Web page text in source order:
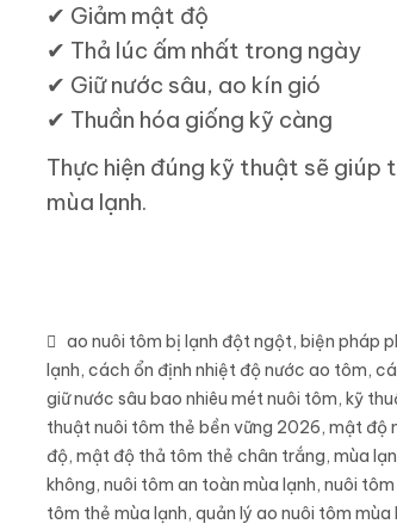
✔ Giảm mật độ
✔ Thả lúc ấm nhất trong ngày
✔ Giữ nước sâu, ao kín gió
✔ Thuần hóa giống kỹ càng
Thực hiện đúng kỹ thuật sẽ giúp
mùa lạnh.
ao nuôi tôm bị lạnh đột ngột, biện pháp
lạnh, cách ổn định nhiệt độ nước ao tôm,
giữ nước sâu bao nhiêu mét nuôi tôm, kỹ
thuật nuôi tôm thẻ bền vững 2026, mật độ
độ, mật độ thả tôm thẻ chân trắng, mùa
không, nuôi tôm an toàn mùa lạnh, nuôi
tôm thẻ mùa lạnh, quản lý ao nuôi tôm mùa